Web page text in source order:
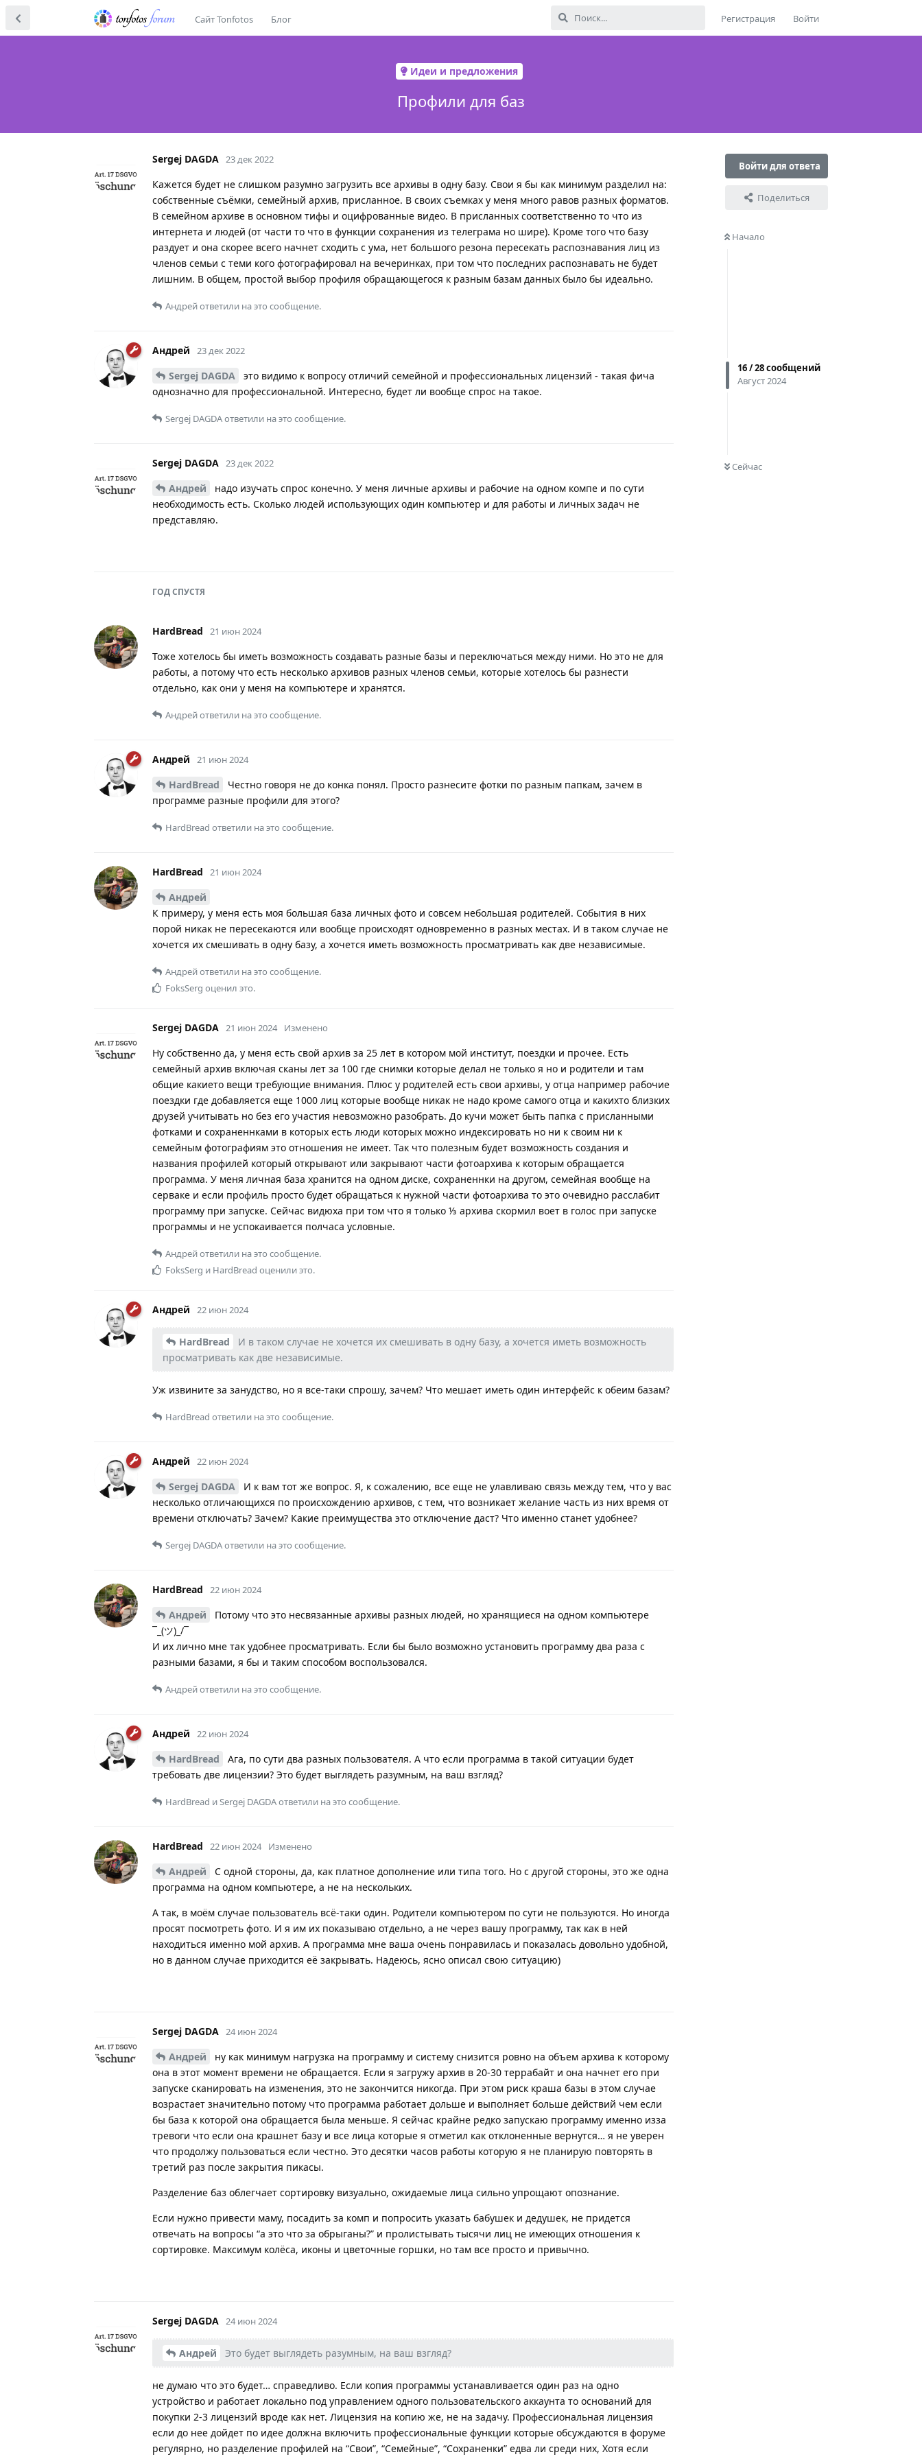
Сайт Tonfotos Блог Регистрация Войти
Идеи и предложения
Профили для баз
Войти для ответа
Поделиться
Начало
16/28сообщений
Август 2024
Сейчас
Sergej DAGDA 23 дек 2022
Кажется будет не слишком разумно загрузить все архивы в одну базу. Свои я бы как минимум разделил на:
собственные съёмки, семейный архив, присланное. В своих съемках у меня много равов разных форматов.
В семейном архиве в основном тифы и оцифрованные видео. В присланных соответственно то что из
интернета и людей (от части то что в функции сохранения из телеграма но шире). Кроме того что базу
раздует и она скорее всего начнет сходить с ума, нет большого резона пересекать распознавания лиц из
членов семьи с теми кого фотографировал на вечеринках, при том что последних распознавать не будет
лишним. В общем, простой выбор профиля обращающегося к разным базам данных было бы идеально.
Андрейответили на это сообщение.
Андрей 23 дек 2022
Sergej DAGDA
это видимо к вопросу отличий семейной и профессиональных лицензий - такая фича
однозначно для профессиональной. Интересно, будет ли вообще спрос на такое.
Sergej DAGDAответили на это сообщение.
Sergej DAGDA 23 дек 2022
Андрей
надо изучать спрос конечно. У меня личные архивы и рабочие на одном компе и по сути
необходимость есть. Сколько людей использующих один компьютер и для работы и личных задач не
представляю.
ГОДСПУСТЯ
HardBread 21 июн 2024
Тоже хотелось бы иметь возможность создавать разные базы и переключаться между ними. Но это не для
работы, а потому что есть несколько архивов разных членов семьи, которые хотелось бы разнести
отдельно, как они у меня на компьютере и хранятся.
Андрейответили на это сообщение.
Андрей 21 июн 2024
HardBread
Честно говоря не до конка понял. Просто разнесите фотки по разным папкам, зачем в
программе разные профили для этого?
HardBread ответили на это сообщение.
HardBread 21 июн 2024
Андрей
К примеру, у меня есть моя большая база личных фото и совсем небольшая родителей. События в них
порой никак не пересекаются или вообще происходят одновременно в разных местах. И в таком случае не
хочется их смешивать в одну базу, а хочется иметь возможность просматривать как две независимые.
Андрейответили на это сообщение.
FoksSerg оценил это.
Sergej DAGDA 21 июн 2024 Изменено
Ну собственно да, у меня есть свой архив за 25 лет в котором мой институт, поездки и прочее. Есть
семейный архив включая сканы лет за 100 где снимки которые делал не только я но и родители и там
общие какието вещи требующие внимания. Плюс у родителей есть свои архивы, у отца например рабочие
поездки где добавляется еще 1000 лиц которые вообще никак не надо кроме самого отца и какихто близких
друзей учитывать но без его участия невозможно разобрать. До кучи может быть папка с присланными
фотками и сохраненнками в которых есть люди которых можно индексировать но ни к своим ни к
семейным фотографиям это отношения не имеет. Так что полезным будет возможность создания и
названия профилей который открывают или закрывают части фотоархива к которым обращается
программа. У меня личная база хранится на одном диске, сохраненнки на другом, семейная вообще на
серваке и если профиль просто будет обращаться к нужной части фотоархива то это очевидно расслабит
программу при запуске. Сейчас видюха при том что я только ⅓ архива скормил воет в голос при запуске
программы и не успокаивается полчаса условные.
Андрейответили на это сообщение.
FoksSerg и HardBread оценили это.
Андрей 22 июн 2024
HardBread
И в таком случае не хочется их смешивать в одну базу, а хочется иметь возможность
просматривать как две независимые.
Уж извините за занудство, но я все-таки спрошу, зачем? Что мешает иметь один интерфейс к обеим базам?
HardBread ответили на это сообщение.
Андрей 22 июн 2024
Sergej DAGDA
И к вам тот же вопрос. Я, к сожалению, все еще не улавливаю связь между тем, что у вас
несколько отличающихся по происхождению архивов, с тем, что возникает желание часть из них время от
времени отключать? Зачем? Какие преимущества это отключение даст? Что именно станет удобнее?
Sergej DAGDAответили на это сообщение.
HardBread 22 июн 2024
Андрей
Потому что это несвязанные архивы разных людей, но хранящиеся на одном компьютере
¯_(ツ)_/¯
И их лично мне так удобнее просматривать. Если бы было возможно установить программу два раза с
разными базами, я бы и таким способом воспользовался.
Андрейответили на это сообщение.
Андрей 22 июн 2024
HardBread
Ага, по сути два разных пользователя. А что если программа в такой ситуации будет
требовать две лицензии? Это будет выглядеть разумным, на ваш взгляд?
HardBread иSergej DAGDAответили на это сообщение.
HardBread 22 июн 2024 Изменено
Андрей
С одной стороны, да, как платное дополнение или типа того. Но с другой стороны, это же одна
программа на одном компьютере, а не на нескольких.
А так, в моём случае пользователь всё-таки один. Родители компьютером по сути не пользуются. Но иногда
просят посмотреть фото. И я им их показываю отдельно, а не через вашу программу, так как в ней
находиться именно мой архив. А программа мне ваша очень понравилась и показалась довольно удобной,
но в данном случае приходится её закрывать. Надеюсь, ясно описал свою ситуацию)
Sergej DAGDA 24 июн 2024
Андрей
ну как минимум нагрузка на программу и систему снизится ровно на объем архива к которому
она в этот момент времени не обращается. Если я загружу архив в 20-30 террабайт и она начнет его при
запуске сканировать на изменения, это не закончится никогда. При этом риск краша базы в этом случае
возрастает значительно потому что программа работает дольше и выполняет больше действий чем если
бы база к которой она обращается была меньше. Я сейчас крайне редко запускаю программу именно изза
тревоги что если она крашнет базу и все лица которые я отметил как отклоненные вернутся… я не уверен
что продолжу пользоваться если честно. Это десятки часов работы которую я не планирую повторять в
третий раз после закрытия пикасы.
Разделение баз облегчает сортировку визуально, ожидаемые лица сильно упрощают опознание.
Если нужно привести маму, посадить за комп и попросить указать бабушек и дедушек, не придется
отвечать на вопросы “а это что за обрыганы?” и пролистывать тысячи лиц не имеющих отношения к
сортировке. Максимум колёса, иконы и цветочные горшки, но там все просто и привычно.
Sergej DAGDA 24 июн 2024
Андрей Это будет выглядеть разумным, на ваш взгляд?
не думаю что это будет… справедливо. Если копия программы устанавливается один раз на одно
устройство и работает локально под управлением одного пользовательского аккаунта то оснований для
покупки 2-3 лицензий вроде как нет. Лицензия на копию же, не на задачу. Профессиональная лицензия
если до нее дойдет по идее должна включить профессиональные функции которые обсуждаются в форуме
регулярно, но разделение профилей на “Свои”, “Семейные”, “Сохраненки” едва ли среди них, Хотя если